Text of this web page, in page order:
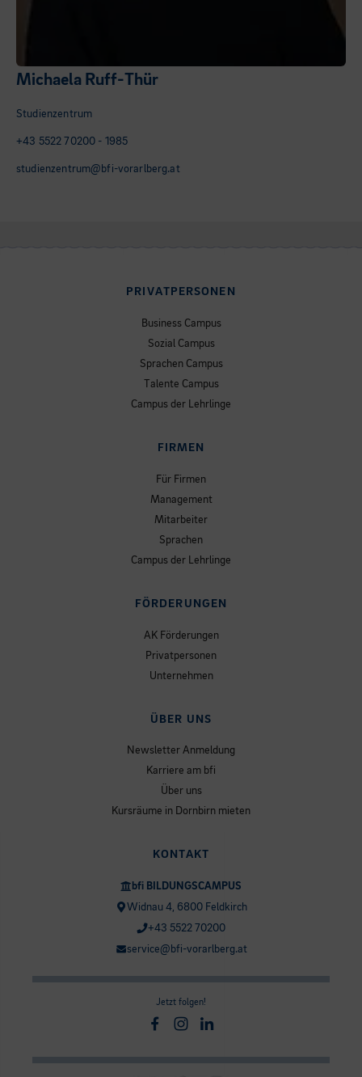
Michaela Ruff-Thür
Studienzentrum
+43 5522 70200 - 1985
studienzentrum@bfi-vorarlberg.at
PRIVATPERSONEN
Business Campus
Sozial Campus
Sprachen Campus
Talente Campus
Campus der Lehrlinge
FIRMEN
Für Firmen
Management
Mitarbeiter
Sprachen
Campus der Lehrlinge
FÖRDERUNGEN
AK Förderungen
Privatpersonen
Unternehmen
ÜBER UNS
Newsletter Anmeldung
Karriere am bfi
Über uns
Kursräume in Dornbirn mieten
KONTAKT
bfi BILDUNGSCAMPUS
Widnau 4, 6800 Feldkirch
+43 5522 70200
service@bfi-vorarlberg.at
Jetzt folgen!
Facebook
Instagram
Linkedin